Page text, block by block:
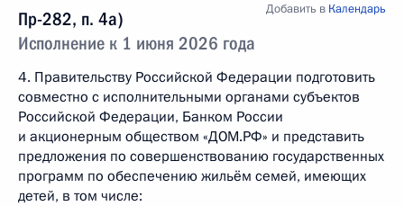
Пр-282, п. 4а)
Исполнение к 1 июня 2026 года
Добавить в Календарь
4. Правительству Российской Федерации подготовить
совместно с исполнительными органами субъектов
Российской Федерации, Банком России
и акционерным обществом «ДОМ.РФ» и представить
предложения по совершенствованию государственных
программ по обеспечению жильём семей, имеющих
детей, в том числе: